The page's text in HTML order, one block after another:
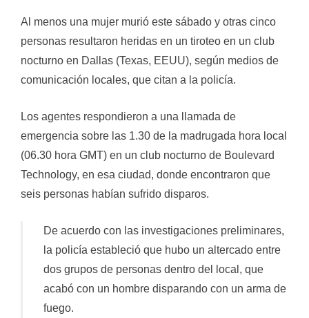
Al menos una mujer murió este sábado y otras cinco
personas resultaron heridas en un tiroteo en un club
nocturno en Dallas (Texas, EEUU), según medios de
comunicación locales, que citan a la policía.
Los agentes respondieron a una llamada de
emergencia sobre las 1.30 de la madrugada hora local
(06.30 hora GMT) en un club nocturno de Boulevard
Technology, en esa ciudad, donde encontraron que
seis personas habían sufrido disparos.
De acuerdo con las investigaciones preliminares,
la policía estableció que hubo un altercado entre
dos grupos de personas dentro del local, que
acabó con un hombre disparando con un arma de
fuego.